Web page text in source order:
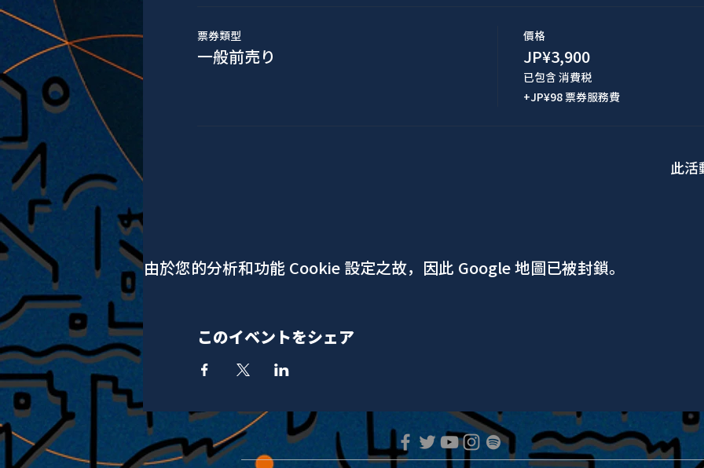
票券類型
一般前売り
價格
JP¥3,900
已包含 消費税
+JP¥98 票券服務費
此活
由於您的分析和功能 Cookie 設定之故，因此 Google 地圖已被封鎖。
このイベントをシェア